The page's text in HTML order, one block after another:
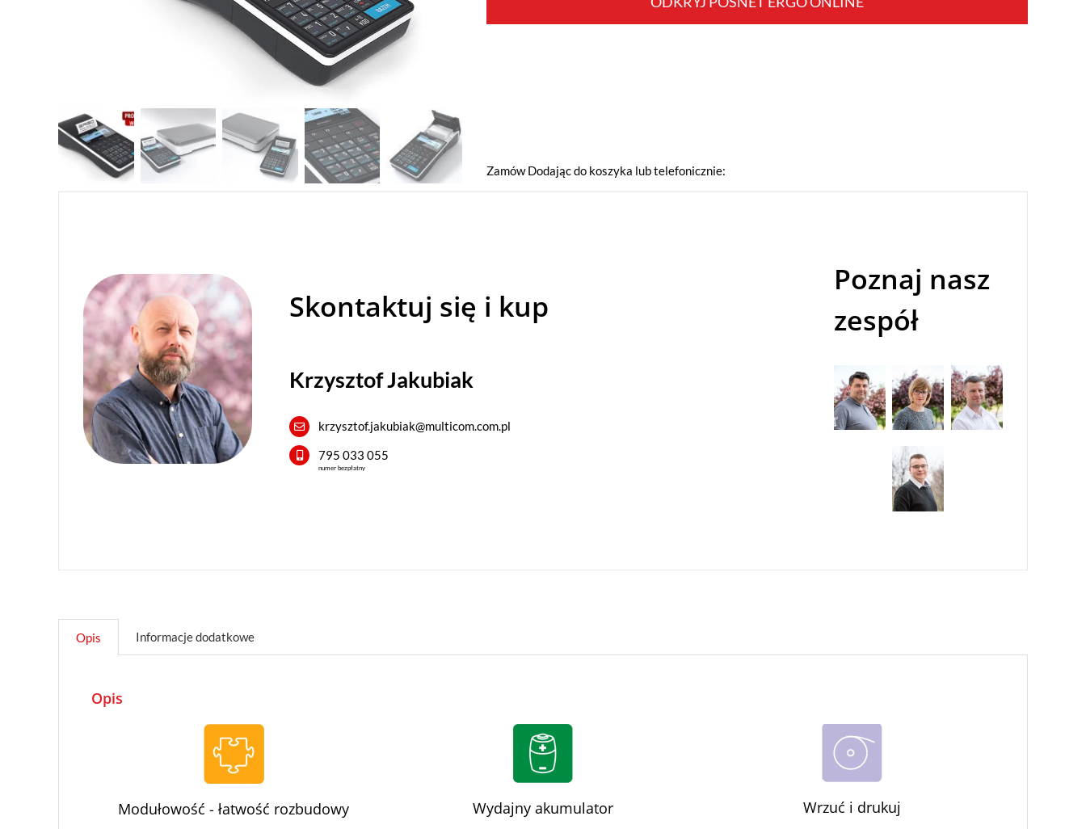
Zamów Dodając do koszyka lub telefonicznie:
Skontaktuj się i kup
Krzysztof Jakubiak
krzysztof.jakubiak@multicom.com.pl
795 033 055
numer bezpłatny
Poznaj nasz
zespół
Opis Informacje dodatkowe
Opis
Modułowość - łatwość rozbudowy Wydajny akumulator Wrzuć i drukuj